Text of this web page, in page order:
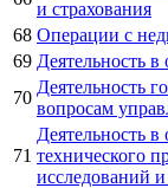
и страхования
68 Операции с
69 Деятельность в
70
Деятельность
вопросам
71
Деятельность
технического
исследований и